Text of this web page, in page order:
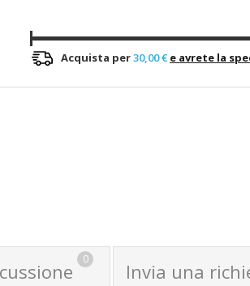
Acquista per30,00 € e avrete la
0
Invia una